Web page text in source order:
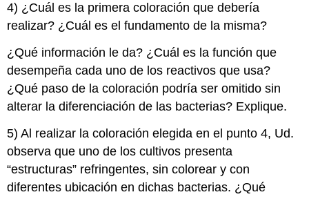
4) ¿Cuál es la primera coloración que debería
realizar? ¿Cuál es el fundamento de la misma?
¿Qué información le da? ¿Cuál es la función que
desempeña cada uno de los reactivos que usa?
¿Qué paso de la coloración podría ser omitido sin
alterar la diferenciación de las bacterias? Explique.
5) Al realizar la coloración elegida en el punto 4, Ud.
observa que uno de los cultivos presenta
“estructuras” refringentes, sin colorear y con
diferentes ubicación en dichas bacterias. ¿Qué